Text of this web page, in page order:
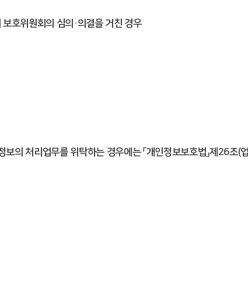
호위원회의 심의·의결을 거친 경우
처리업무를 위탁하는 경우에는 「개인정보보호법」제26조(